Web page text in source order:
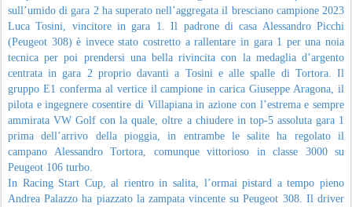
sull’umido di gara 2 ha superato nell’aggregata il bresciano campione 2023
Luca Tosini, vincitore in gara 1. Il padrone di casa Alessandro Picchi
(Peugeot 308) è invece stato costretto a rallentare in gara 1 per una noia
tecnica per poi prendersi una bella rivincita con la medaglia d’argento
centrata in gara 2 proprio davanti a Tosini e alle spalle di Tortora. Il
gruppo E1 conferma al vertice il campione in carica Giuseppe Aragona, il
pilota e ingegnere cosentire di Villapiana in azione con l’estrema e sempre
ammirata VW Golf con la quale, oltre a chiudere in top-5 assoluta gara 1
prima dell’arrivo della pioggia, in entrambe le salite ha regolato il
campano Alessandro Tortora, comunque vittorioso in classe 3000 su
Peugeot 106 turbo.
In Racing Start Cup, al rientro in salita, l’ormai pistard a tempo pieno
Andrea Palazzo ha piazzato la zampata vincente su Peugeot 308. Il driver